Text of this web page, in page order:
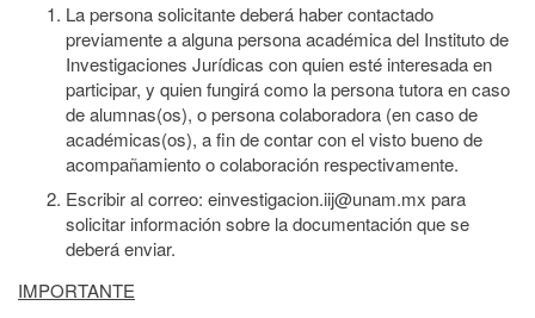
La persona solicitante deberá haber contactado
previamente a alguna persona académica del Instituto de
Investigaciones Jurídicas con quien esté interesada en
participar, y quien fungirá como la persona tutora en caso
de alumnas(os), o persona colaboradora (en caso de
académicas(os), a fin de contar con el visto bueno de
acompañamiento o colaboración respectivamente.
Escribir al correo: einvestigacion.iij@unam.mx para
solicitar información sobre la documentación que se
deberá enviar.
IMPORTANTE